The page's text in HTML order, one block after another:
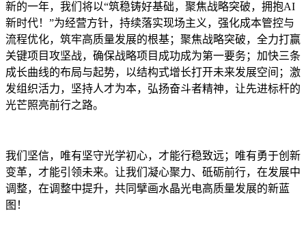
新的一年，我们将以“筑稳铸好基础，聚焦战略突破，拥抱AI
新时代！”为经营方针，持续落实现场主义，强化成本管控与
流程优化，筑牢高质量发展的根基；聚焦战略突破，全力打赢
关键项目攻坚战，确保战略项目成功成为第一要务；加快三条
成长曲线的布局与起势，以结构式增长打开未来发展空间；激
发组织活力，坚持人才为本，弘扬奋斗者精神，让先进标杆的
光芒照亮前行之路。
我们坚信，唯有坚守光学初心，才能行稳致远；唯有勇于创新
变革，才能引领未来。让我们凝心聚力、砥砺前行，在发展中
调整，在调整中提升，共同擘画水晶光电高质量发展的新蓝
图！